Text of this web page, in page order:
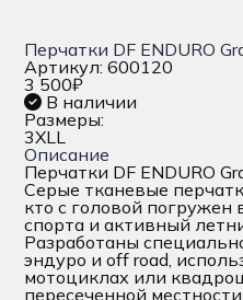
Перчатки DF ENDURO
Артикул: 600120
3 500₽
В наличии
Размеры:
3XLL
Описание
Перчатки DF ENDURO
Серые тканевые
кто с головой
спорта и активный
Разработаны
эндуро и off road,
мотоциклах или
пересеченной